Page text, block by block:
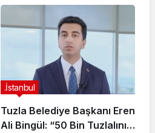
Tuzla Belediye Başkanı Eren
Ali Bingül: “50 Bin Tuzlalının
.İstanbul